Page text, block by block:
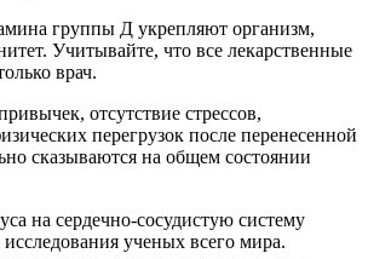
группы Д укрепляют организм,
Учитывайте, что все лекарственные
врач.
отсутствие стрессов,
перегрузок после перенесенной
сказываются на общем состоянии
на сердечно-сосудистую систему
исследования ученых всего мира.